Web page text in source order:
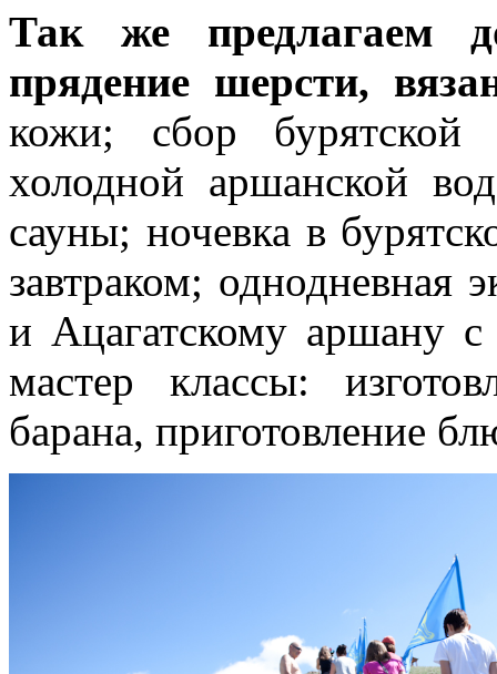
Так же предлагаем
прядение шерсти,
кожи; сбор
холодной аршанской
сауны; ночевка в
завтраком; однодневная
и Ацагатскому аршану
мастер классы:
барана, приготовление